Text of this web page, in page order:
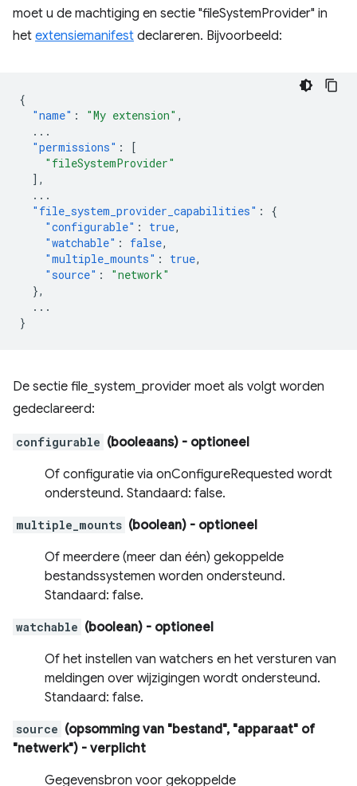
moet u de machtiging en sectie "fileSystemProvider" in
het extensiemanifest declareren. Bijvoorbeeld:
{
"name" : "My extension" ,
...
"permissions" :
[
"fileSystemProvider"
],
...
"file_system_provider_capabilities" :
{
"configurable" : true,
"watchable" : false,
"multiple_mounts" : true,
"source" :
"network"
},
...
}
De sectie file_system_provider moet als volgt worden
gedeclareerd:
configurable (booleaans) - optioneel
Of configuratie via onConfigureRequested wordt
ondersteund. Standaard: false.
multiple_mounts (boolean) - optioneel
Of meerdere (meer dan één) gekoppelde
bestandssystemen worden ondersteund.
Standaard: false.
watchable (boolean) - optioneel
Of het instellen van watchers en het versturen van
meldingen over wijzigingen wordt ondersteund.
Standaard: false.
source (opsomming van "bestand", "apparaat" of
"netwerk") - verplicht
Gegevensbron voor gekoppelde